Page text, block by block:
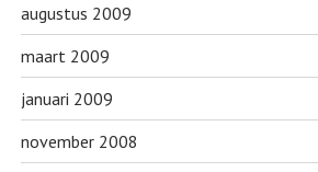
augustus 2009
maart 2009
januari 2009
november 2008